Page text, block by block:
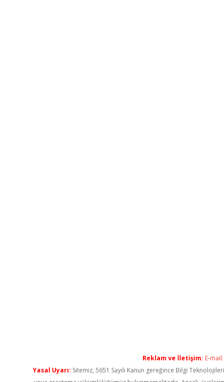
Reklam ve İletişim: E-mail:
Yasal Uyarı: Sitemiz, 5651 Sayılı Kanun gereğince Bilgi